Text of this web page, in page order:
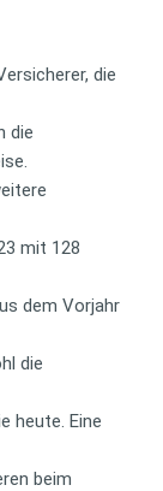
die
die
mit 128
dem Vorjahr
die
heute. Eine
beim